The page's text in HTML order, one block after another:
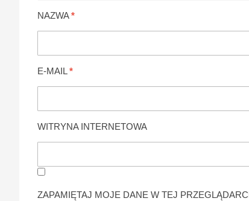
NAZWA*
E-MAIL *
WITRYNA INTERNETOWA
ZAPAMIĘTAJ MOJE DANE W TEJ